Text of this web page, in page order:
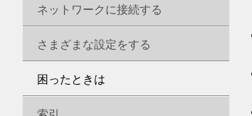
ネットワークに接続する
さまざまな設定をする
困ったときは